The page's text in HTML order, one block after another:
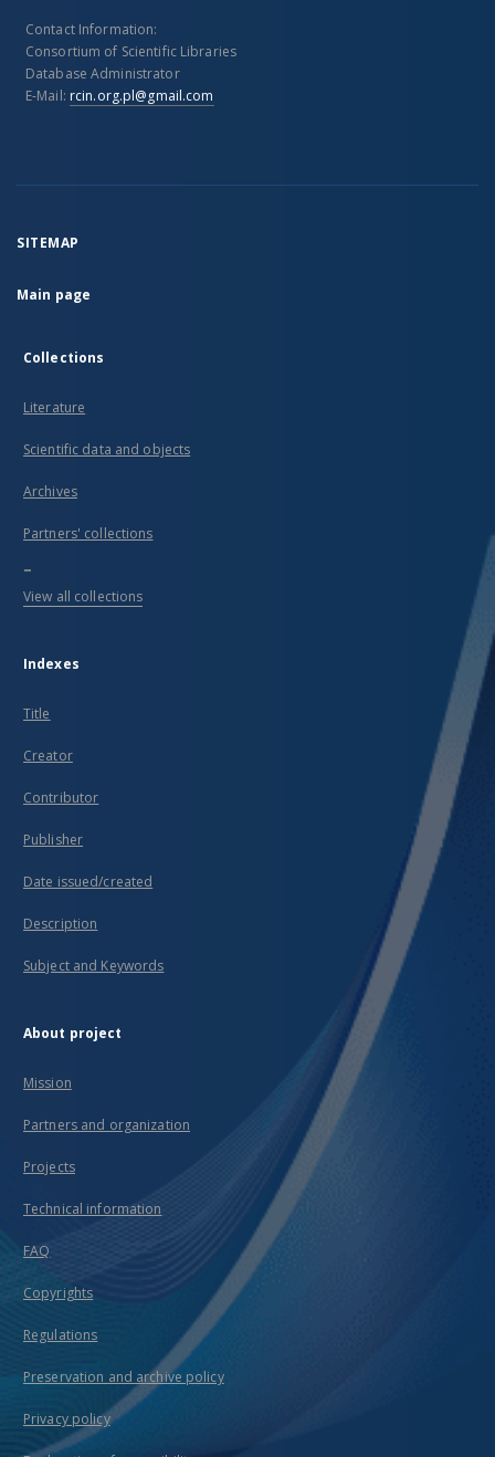
Contact Information:
Consortium of Scientific Libraries
Database Administrator
E-Mail: rcin.org.pl@gmail.com
SITEMAP
Main page
Collections
Literature
Scientific data and objects
Archives
Partners' collections
...
View all collections
Indexes
Title
Creator
Contributor
Publisher
Date issued/created
Description
Subject and Keywords
About project
Mission
Partners and organization
Projects
Technical information
FAQ
Copyrights
Regulations
Preservation and archive policy
Privacy policy